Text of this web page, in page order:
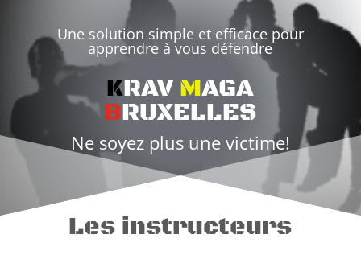
Une solution simple et efficace pour
apprendre à vous défendre
KRAV MAGA
BRUXELLES
Ne soyez plus une victime!
Les instructeurs